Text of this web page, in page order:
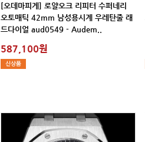
드다이얼 aud0549 - Audem..
587,100원